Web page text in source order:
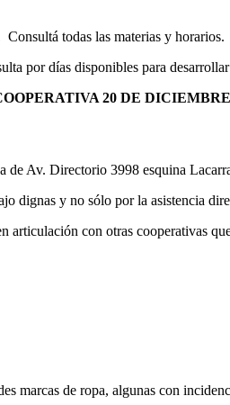
todas las materias y
por días disponibles para
20 DE DICIEMBRE
de Av. Directorio 3998 esquina
dignas y no sólo por la asistencia
con otras cooperativas
marcas de ropa, algunas con